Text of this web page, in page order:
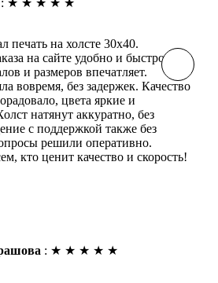
печать на холсте 30х40.
на сайте удобно и быстро.
и размеров впечатляет.
вовремя, без задержек. Качество
цвета яркие и
натянут аккуратно, без
с поддержкой также без
решили оперативно.
кто ценит качество и скорость!
: ★ ★ ★ ★ ★